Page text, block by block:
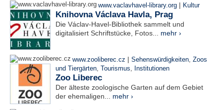
www.vaclavhavel-library.org | Kultur
Knihovna Václava Havla, Prag
Die Václav-Havel-Bibliothek sammelt und
digitalisiert Schriftstücke, Fotos... mehr ›
www.zooliberec.cz | Sehenswürdigkeiten, Zoos
und Tiergärten, Tourismus, Institutionen
Zoo Liberec
Der älteste zoologische Garten auf dem Gebiet
der ehemaligen... mehr ›